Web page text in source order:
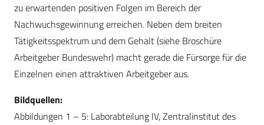
zu erwartenden positiven Folgen im Bereich der
Nachwuchsgewinnung erreichen. Neben dem breiten
Tätigkeitsspektrum und dem Gehalt (siehe Broschüre
Arbeitgeber Bundeswehr) macht gerade die Fürsorge für die
Einzelnen einen attraktiven Arbeitgeber aus.
Bildquellen:
Abbildungen 1 – 5: Laborabteilung IV, Zentralinstitut des